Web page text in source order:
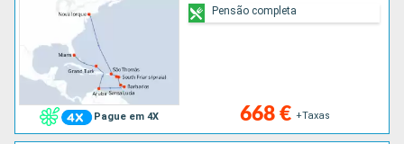
Pague em 4X 668 € +Taxas
Pensão completa